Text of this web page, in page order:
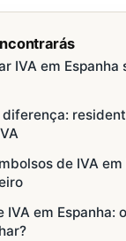
IVA em Espanha
de IVA em
IVA em Espanha: